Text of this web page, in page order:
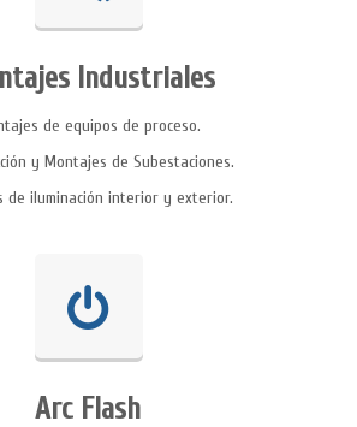
Industriales
de equipos de proceso.
y Montajes de Subestaciones.
de iluminación interior y exterior.
Arc Flash